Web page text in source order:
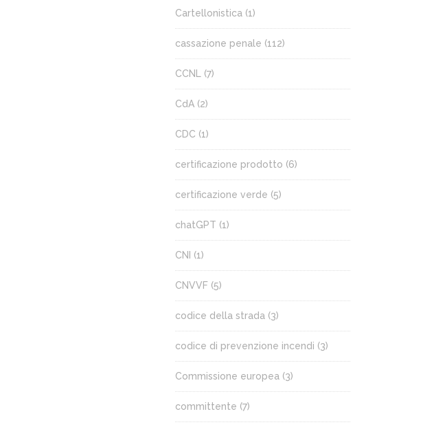
Cartellonistica (1)
cassazione penale (112)
CCNL (7)
CdA (2)
CDC (1)
certificazione prodotto (6)
certificazione verde (5)
chatGPT (1)
CNI (1)
CNVVF (5)
codice della strada (3)
codice di prevenzione incendi (3)
Commissione europea (3)
committente (7)